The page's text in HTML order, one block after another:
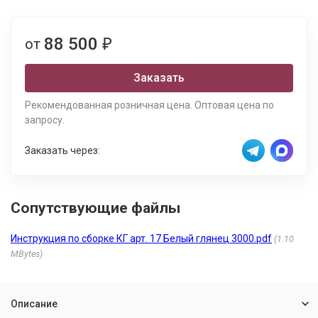
от 88 500 ₽
Заказать
Рекомендованная розничная цена. Оптовая цена по
запросу.
Заказать через:
Сопутствующие файлы
Инструкция по сборке КГ арт. 17 Белый глянец 3000.pdf 1.10
MBytes
Описание